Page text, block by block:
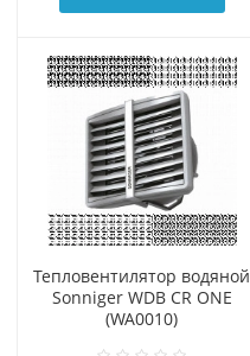
Тепловентилятор водяной
Sonniger WDB CR ONE
(WA0010)